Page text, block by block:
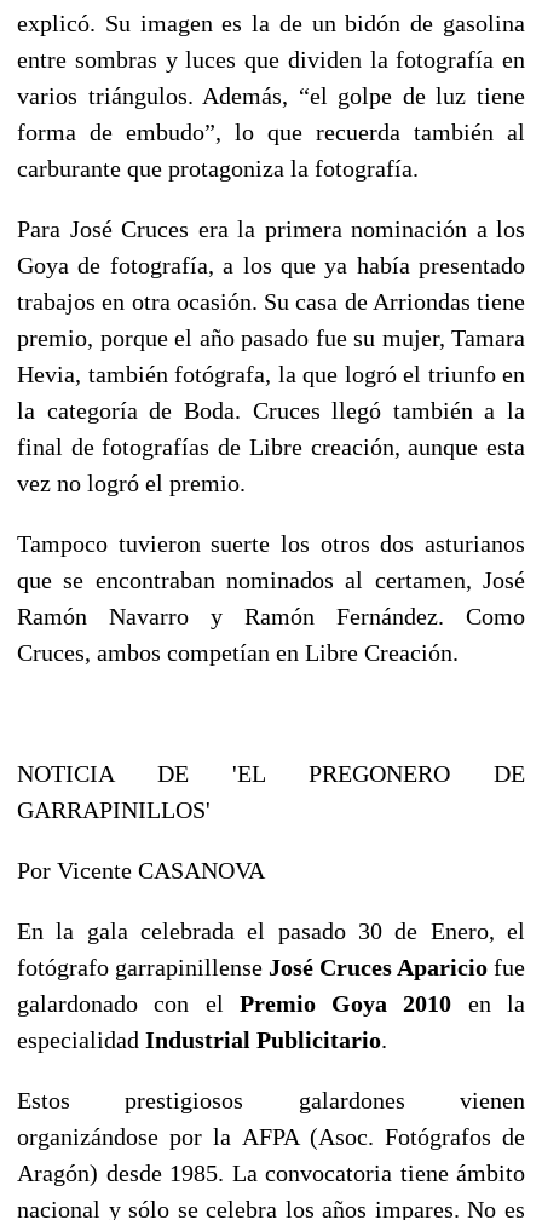
explicó. Su imagen es la de un bidón de gasolina
entre sombras y luces que dividen la fotografía en
varios triángulos. Además, “el golpe de luz tiene
forma de embudo”, lo que recuerda también al
carburante que protagoniza la fotografía.
Para José Cruces era la primera nominación a los
Goya de fotografía, a los que ya había presentado
trabajos en otra ocasión. Su casa de Arriondas tiene
premio, porque el año pasado fue su mujer, Tamara
Hevia, también fotógrafa, la que logró el triunfo en
la categoría de Boda. Cruces llegó también a la
final de fotografías de Libre creación, aunque esta
vez no logró el premio.
Tampoco tuvieron suerte los otros dos asturianos
que se encontraban nominados al certamen, José
Ramón Navarro y Ramón Fernández. Como
Cruces, ambos competían en Libre Creación.
NOTICIA DE 'EL PREGONERO DE
GARRAPINILLOS'
Por Vicente CASANOVA
En la gala celebrada el pasado 30 de Enero, el
fotógrafo garrapinillense José Cruces Aparicio fue
galardonado con el Premio Goya 2010 en la
especialidad Industrial Publicitario.
Estos prestigiosos galardones vienen
organizándose por la AFPA (Asoc. Fotógrafos de
Aragón) desde 1985. La convocatoria tiene ámbito
nacional y sólo se celebra los años impares. No es